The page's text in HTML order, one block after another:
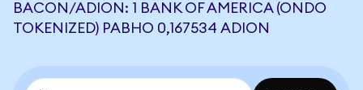
BACON/ADION: 1 BANK OF AMERICA (ONDO
TOKENIZED) РАВНО 0,167534 ADION